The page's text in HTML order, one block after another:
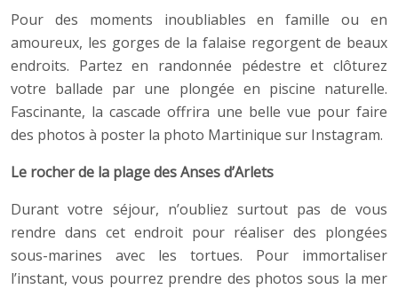
Pour des moments inoubliables en famille ou en
amoureux, les gorges de la falaise regorgent de beaux
endroits. Partez en randonnée pédestre et clôturez
votre ballade par une plongée en piscine naturelle.
Fascinante, la cascade offrira une belle vue pour faire
des photos à poster la photo Martinique sur Instagram.
Le rocher de la plage des Anses d’Arlets
Durant votre séjour, n’oubliez surtout pas de vous
rendre dans cet endroit pour réaliser des plongées
sous-marines avec les tortues. Pour immortaliser
l’instant, vous pourrez prendre des photos sous la mer